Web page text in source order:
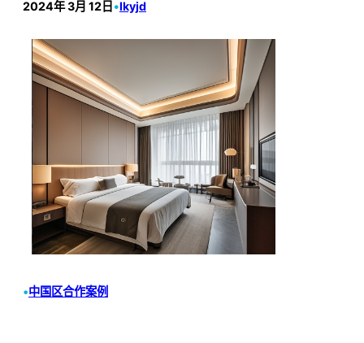
2024年 3月 12日 •lkyjd
•中国区合作案例